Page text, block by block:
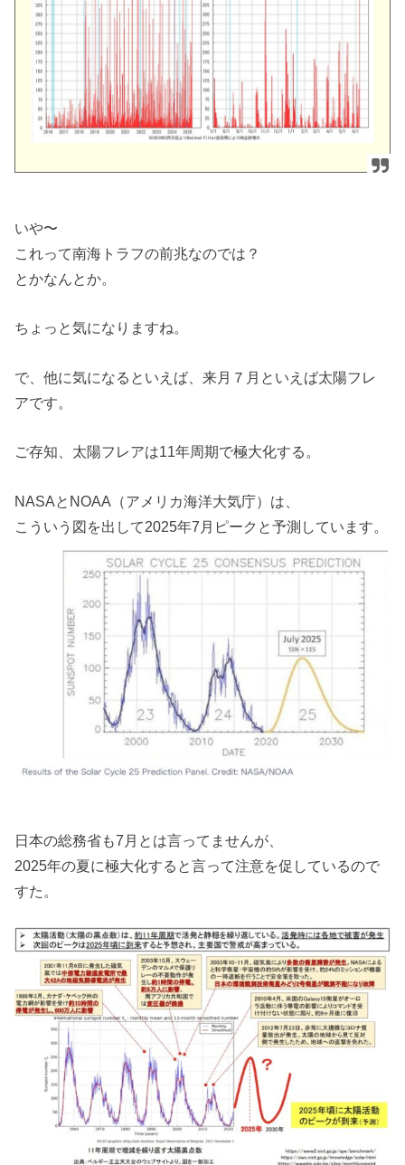
いや〜
これって南海トラフの前兆なのでは？
とかなんとか。
ちょっと気になりますね。
で、他に気になるといえば、来月７月といえば太陽フレ
アです。
ご存知、太陽フレアは11年周期で極大化する。
NASAとNOAA（アメリカ海洋大気庁）は、
こういう図を出して2025年7月ピークと予測しています。
日本の総務省も7月とは言ってませんが、
2025年の夏に極大化すると言って注意を促しているので
すた。